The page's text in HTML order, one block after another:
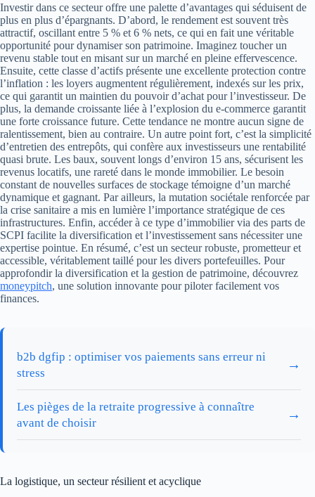
Investir dans ce secteur offre une palette d’avantages qui séduisent de
plus en plus d’épargnants. D’abord, le rendement est souvent très
attractif, oscillant entre 5 % et 6 % nets, ce qui en fait une véritable
opportunité pour dynamiser son patrimoine. Imaginez toucher un
revenu stable tout en misant sur un marché en pleine effervescence.
Ensuite, cette classe d’actifs présente une excellente protection contre
l’inflation : les loyers augmentent régulièrement, indexés sur les prix,
ce qui garantit un maintien du pouvoir d’achat pour l’investisseur. De
plus, la demande croissante liée à l’explosion du e-commerce garantit
une forte croissance future. Cette tendance ne montre aucun signe de
ralentissement, bien au contraire. Un autre point fort, c’est la simplicité
d’entretien des entrepôts, qui confère aux investisseurs une rentabilité
quasi brute. Les baux, souvent longs d’environ 15 ans, sécurisent les
revenus locatifs, une rareté dans le monde immobilier. Le besoin
constant de nouvelles surfaces de stockage témoigne d’un marché
dynamique et gagnant. Par ailleurs, la mutation sociétale renforcée par
la crise sanitaire a mis en lumière l’importance stratégique de ces
infrastructures. Enfin, accéder à ce type d’immobilier via des parts de
SCPI facilite la diversification et l’investissement sans nécessiter une
expertise pointue. En résumé, c’est un secteur robuste, prometteur et
accessible, véritablement taillé pour les divers portefeuilles. Pour
approfondir la diversification et la gestion de patrimoine, découvrez
moneypitch, une solution innovante pour piloter facilement vos
finances.
b2b dgfip : optimiser vos paiements sans erreur ni
stress
→
Les pièges de la retraite progressive à connaître
avant de choisir
→
La logistique, un secteur résilient et acyclique